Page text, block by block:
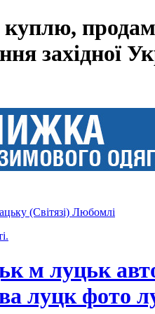
куплю,
західної
(Світязі) Любомлі
м луцьк
луцк фото